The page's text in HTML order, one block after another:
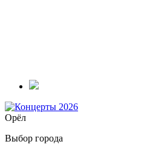
Орёл
Выбор города